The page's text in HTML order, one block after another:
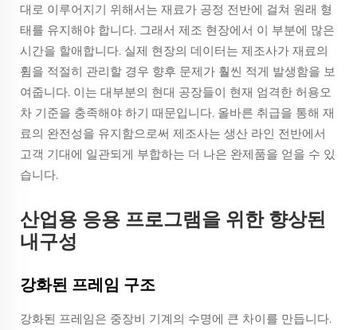
대로 이루어지기 위해서는 재료가 공정 전반에 걸쳐 원래 형
태를 유지해야 합니다. 그래서 제조 현장에서 이 부분에 많은
시간을 할애합니다. 실제 현장의 데이터는 제조사가 재료의
휨을 적절히 관리할 경우 향후 문제가 훨씬 적게 발생함을 보
여줍니다. 이는 대부분의 현대 공장들이 현재 엄격한 허용오
차 기준을 충족해야 하기 때문입니다. 올바른 취급을 통해 재
료의 완전성을 유지함으로써 제조사는 생산 라인 전반에서
고객 기대에 일관되게 부합하는 더 나은 완제품을 얻을 수 있
습니다.
산업용 응용 프로그램을 위한 향상된
내구성
강화된 프레임 구조
강화된 프레임은 중장비 기계의 수명에 큰 차이를 만듭니다.